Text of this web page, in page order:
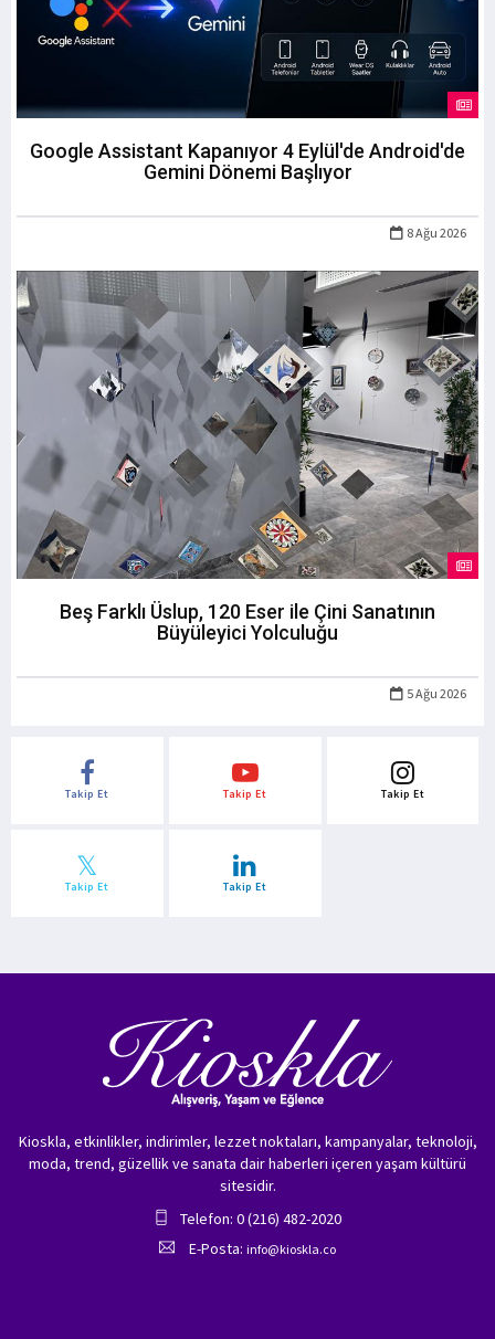
Google Assistant Kapanıyor 4 Eylül'de Android'de
Gemini Dönemi Başlıyor
8 Ağu 2026
Beş Farklı Üslup, 120 Eser ile Çini Sanatının
Büyüleyici Yolculuğu
5 Ağu 2026
Takip Et Takip Et Takip Et
Takip Et Takip Et
Kioskla, etkinlikler, indirimler, lezzet noktaları, kampanyalar, teknoloji,
moda, trend, güzellik ve sanata dair haberleri içeren yaşam kültürü
sitesidir.
Telefon: 0 (216) 482-2020
E-Posta: info@kioskla.co